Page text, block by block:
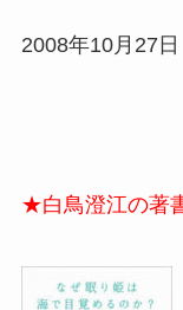
2008年10月27日
★白鳥澄江の著